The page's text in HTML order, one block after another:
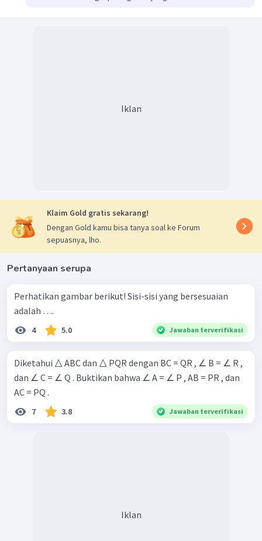
Iklan
Klaim Gold gratis sekarang!
Dengan Gold kamu bisa tanya soal ke Forum
sepuasnya, lho.
Pertanyaan serupa
Perhatikan gambar berikut! Sisi-sisi yang bersesuaian
adalah ….
4 5.0 Jawaban terverifikasi
Diketahui △ ABC dan △ PQR dengan BC = QR , ∠ B = ∠ R ,
dan ∠ C = ∠ Q . Buktikan bahwa ∠ A = ∠ P , AB = PR , dan
AC = PQ .
7 3.8 Jawaban terverifikasi
Iklan